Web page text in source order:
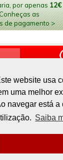
website usa
uma melhor
navegar está a
Saiba
por apenas 12€
as
de pagamento >
PAGAMENTOS